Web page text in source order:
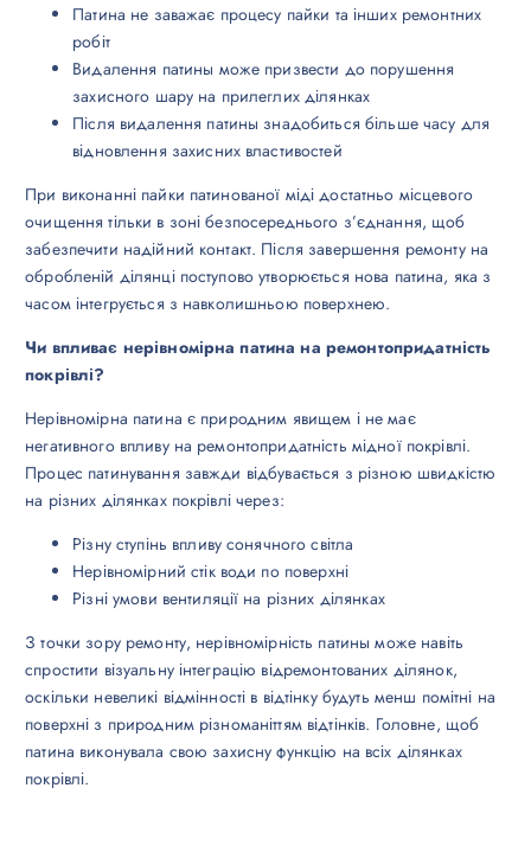
Патина не заважає процесу пайки та інших ремонтних
робіт
Видалення патины може призвести до порушення
захисного шару на прилеглих ділянках
Після видалення патины знадобиться більше часу для
відновлення захисних властивостей
При виконанні пайки патинованої міді достатньо місцевого
очищення тільки в зоні безпосереднього з’єднання, щоб
забезпечити надійний контакт. Після завершення ремонту на
обробленій ділянці поступово утворюється нова патина, яка з
часом інтегрується з навколишньою поверхнею.
Чи впливає нерівномірна патина на ремонтопридатність
покрівлі?
Нерівномірна патина є природним явищем і не має
негативного впливу на ремонтопридатність мідної покрівлі.
Процес патинування завжди відбувається з різною швидкістю
на різних ділянках покрівлі через:
Різну ступінь впливу сонячного світла
Нерівномірний стік води по поверхні
Різні умови вентиляції на різних ділянках
З точки зору ремонту, нерівномірність патины може навіть
спростити візуальну інтеграцію відремонтованих ділянок,
оскільки невеликі відмінності в відтінку будуть менш помітні на
поверхні з природним різноманіттям відтінків. Головне, щоб
патина виконувала свою захисну функцію на всіх ділянках
покрівлі.